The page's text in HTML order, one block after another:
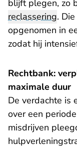
blijft plegen, zo
reclassering.
opgenomen in
zodat hij
Rechtbank:
maximale duur
De verdachte is
over een
misdrijven